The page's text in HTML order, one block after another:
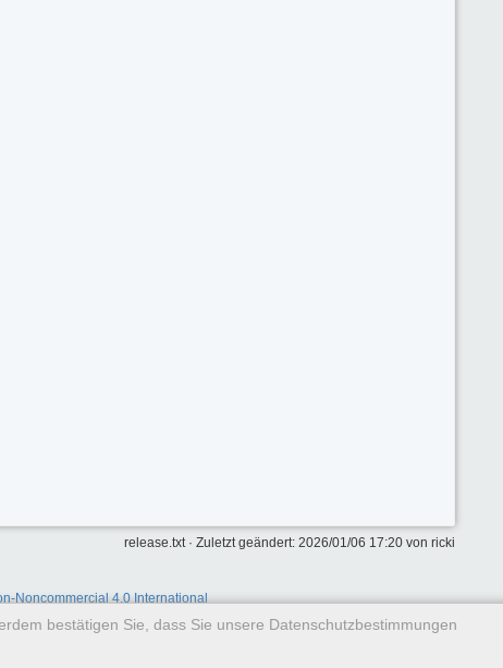
bestätigen Sie, dass Sie unsere Datenschutzbestimmungen
release.txt· Zuletzt geändert: 2026/01/06 17:20 von ricki
Noncommercial 4.0 International